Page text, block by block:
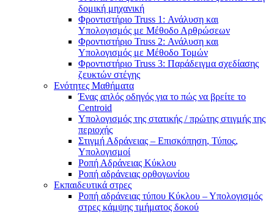
δομική μηχανική
Φροντιστήριο Truss 1: Ανάλυση και
Υπολογισμός με Μέθοδο Αρθρώσεων
Φροντιστήριο Truss 2: Ανάλυση και
Υπολογισμός με Μέθοδο Τομών
Φροντιστήριο Truss 3: Παράδειγμα σχεδίασης
ζευκτών στέγης
Ενότητες Μαθήματα
Ένας απλός οδηγός για το πώς να βρείτε το
Centroid
Υπολογισμός της στατικής / πρώτης στιγμής της
περιοχής
Στιγμή Αδράνειας – Επισκόπηση, Τύπος,
Υπολογισμοί
Ροπή Αδράνειας Κύκλου
Ροπή αδράνειας ορθογωνίου
Εκπαιδευτικά στρες
Ροπή αδράνειας τύπου Κύκλου – Υπολογισμός
στρες κάμψης τμήματος δοκού